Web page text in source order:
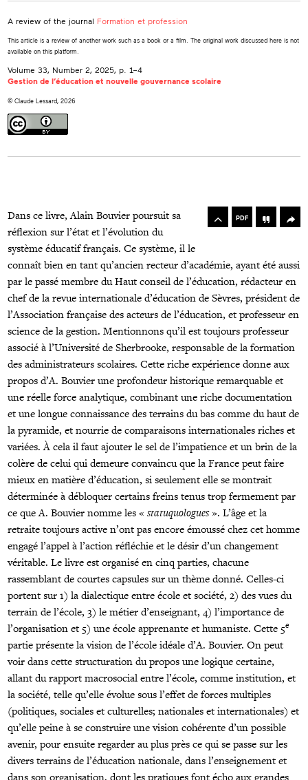
A review of the journal Formation et profession
This article is a review of another work such as a book or a film. The original work discussed here is not
available on this platform.
Volume 33, Number 2, 2025 , p. 1–4
Gestion de l’éducation et nouvelle gouvernance scolaire
© Claude Lessard, 2026
Toolbox
PDF
Dans ce livre, Alain Bouvier poursuit sa
réflexion sur l’état et l’évolution du
système éducatif français. Ce système, il le
connaît bien en tant qu’ancien recteur d’académie, ayant été aussi
par le passé membre du Haut conseil de l’éducation, rédacteur en
chef de la revue internationale d’éducation de Sèvres, président de
l’Association française des acteurs de l’éducation, et professeur en
science de la gestion. Mentionnons qu’il est toujours professeur
associé à l’Université de Sherbrooke, responsable de la formation
des administrateurs scolaires. Cette riche expérience donne aux
propos d’A. Bouvier une profondeur historique remarquable et
une réelle force analytique, combinant une riche documentation
et une longue connaissance des terrains du bas comme du haut de
la pyramide, et nourrie de comparaisons internationales riches et
variées. À cela il faut ajouter le sel de l’impatience et un brin de la
colère de celui qui demeure convaincu que la France peut faire
mieux en matière d’éducation, si seulement elle se montrait
déterminée à débloquer certains freins tenus trop fermement par
ce que A. Bouvier nomme les « statuquologues». L’âge et la
retraite toujours active n’ont pas encore émoussé chez cet homme
engagé l’appel à l’action réfléchie et le désir d’un changement
véritable. Le livre est organisé en cinq parties, chacune
rassemblant de courtes capsules sur un thème donné. Celles-ci
portent sur 1) la dialectique entre école et société, 2) des vues du
terrain de l’école, 3) le métier d’enseignant, 4) l’importance de
l’organisation et 5) une école apprenante et humaniste. Cette 5e
partie présente la vision de l’école idéale d’A. Bouvier. On peut
voir dans cette structuration du propos une logique certaine,
allant du rapport macrosocial entre l’école, comme institution, et
la société, telle qu’elle évolue sous l’effet de forces multiples
(politiques, sociales et culturelles; nationales et internationales) et
qu’elle peine à se construire une vision cohérente d’un possible
avenir, pour ensuite regarder au plus près ce qui se passe sur les
divers terrains de l’éducation nationale, dans l’enseignement et
dans son organisation, dont les pratiques font écho aux grandes